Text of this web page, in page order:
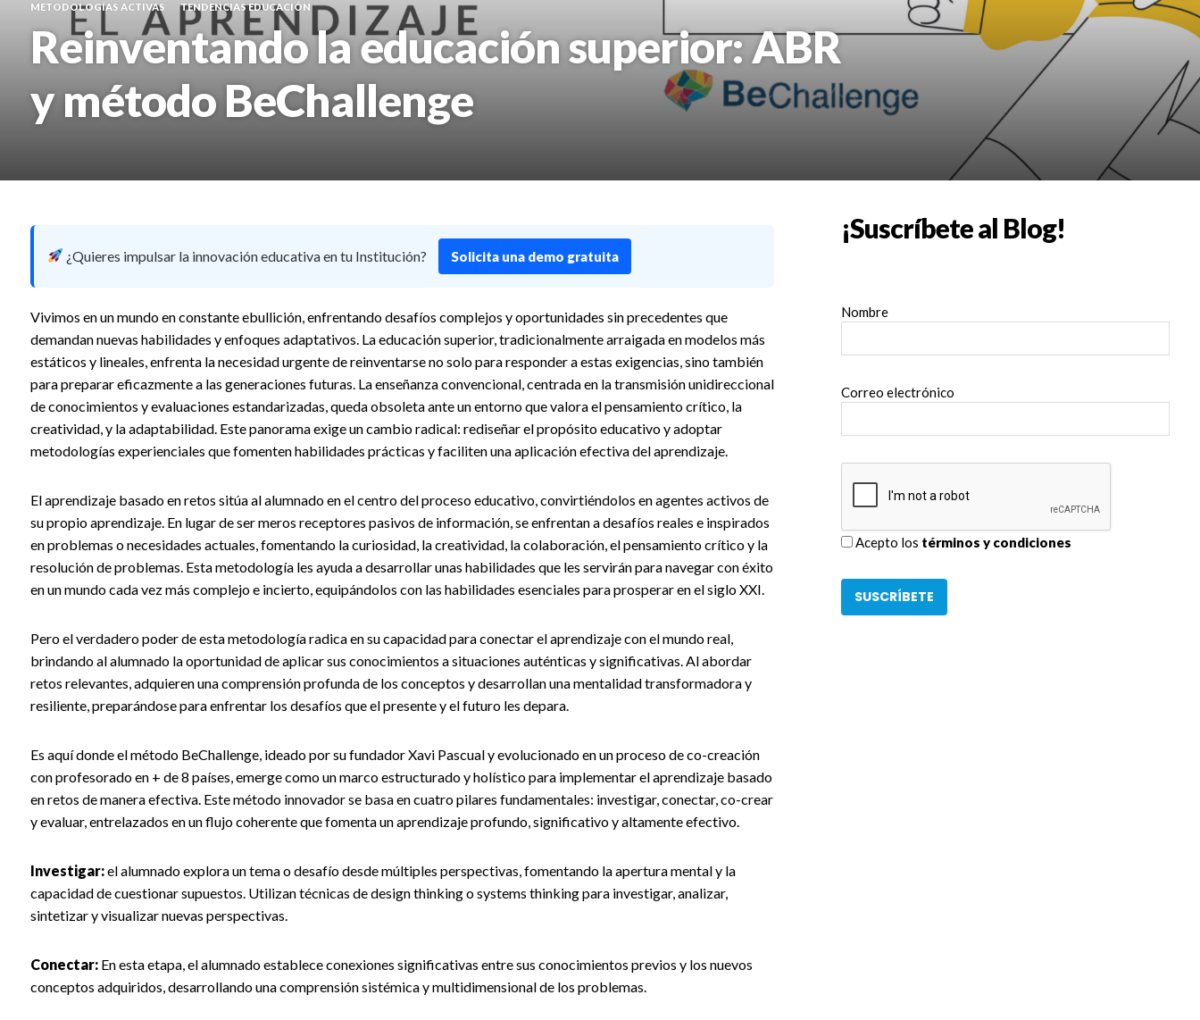
METODOLOGÍAS ACTIVAS TENDENCIAS EDUCACIÓN
Reinventando la educación superior: ABR
y método BeChallenge
¿Quieres impulsar la innovación educativa en tu Institución? Solicita una demo gratuita
Vivimos en un mundo en constante ebullición, enfrentando desafíos complejos y oportunidades sin precedentes que
demandan nuevas habilidades y enfoques adaptativos. La educación superior, tradicionalmente arraigada en modelos más
estáticos y lineales, enfrenta la necesidad urgente de reinventarse no solo para responder a estas exigencias, sino también
para preparar eficazmente a las generaciones futuras. La enseñanza convencional, centrada en la transmisión unidireccional
de conocimientos y evaluaciones estandarizadas, queda obsoleta ante un entorno que valora el pensamiento crítico, la
creatividad, y la adaptabilidad. Este panorama exige un cambio radical: rediseñar el propósito educativo y adoptar
metodologías experienciales que fomenten habilidades prácticas y faciliten una aplicación efectiva del aprendizaje.
El aprendizaje basado en retos sitúa al alumnado en el centro del proceso educativo, convirtiéndolos en agentes activos de
su propio aprendizaje. En lugar de ser meros receptores pasivos de información, se enfrentan a desafíos reales e inspirados
en problemas o necesidades actuales, fomentando la curiosidad, la creatividad, la colaboración, el pensamiento crítico y la
resolución de problemas. Esta metodología les ayuda a desarrollar unas habilidades que les servirán para navegar con éxito
en un mundo cada vez más complejo e incierto, equipándolos con las habilidades esenciales para prosperar en el siglo XXI.
Pero el verdadero poder de esta metodología radica en su capacidad para conectar el aprendizaje con el mundo real,
brindando al alumnado la oportunidad de aplicar sus conocimientos a situaciones auténticas y significativas. Al abordar
retos relevantes, adquieren una comprensión profunda de los conceptos y desarrollan una mentalidad transformadora y
resiliente, preparándose para enfrentar los desafíos que el presente y el futuro les depara.
Es aquí donde el método BeChallenge, ideado por su fundador Xavi Pascual y evolucionado en un proceso de co-creación
con profesorado en + de 8 países, emerge como un marco estructurado y holístico para implementar el aprendizaje basado
en retos de manera efectiva. Este método innovador se basa en cuatro pilares fundamentales: investigar, conectar, co-crear
y evaluar, entrelazados en un flujo coherente que fomenta un aprendizaje profundo, significativo y altamente efectivo.
Investigar:el alumnado explora un tema o desafío desde múltiples perspectivas, fomentando la apertura mental y la
capacidad de cuestionar supuestos. Utilizan técnicas de design thinking o systems thinking para investigar, analizar,
sintetizar y visualizar nuevas perspectivas.
Conectar:En esta etapa, el alumnado establece conexiones significativas entre sus conocimientos previos y los nuevos
conceptos adquiridos, desarrollando una comprensión sistémica y multidimensional de los problemas.
¡Suscríbete al Blog!
Nombre
Correo electrónico
Acepto los términos y condiciones